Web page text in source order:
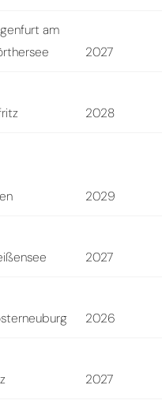
am
2027
2028
2029
2027
2026
2027